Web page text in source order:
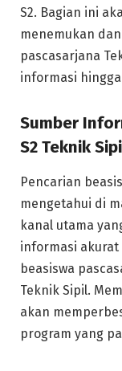
S2. Bagian ini
menemukan
pascasarjana
informasi
Sumber
S2 Teknik
Pencarian
mengetahui di
kanal utama
informasi
beasiswa
Teknik Sipil.
akan
program yang